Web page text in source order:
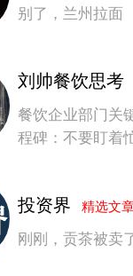
别了，兰州拉面
刘帅餐饮思
餐饮企业部门关
程碑：不要盯着
投资界精选文
刚刚，贡茶被卖